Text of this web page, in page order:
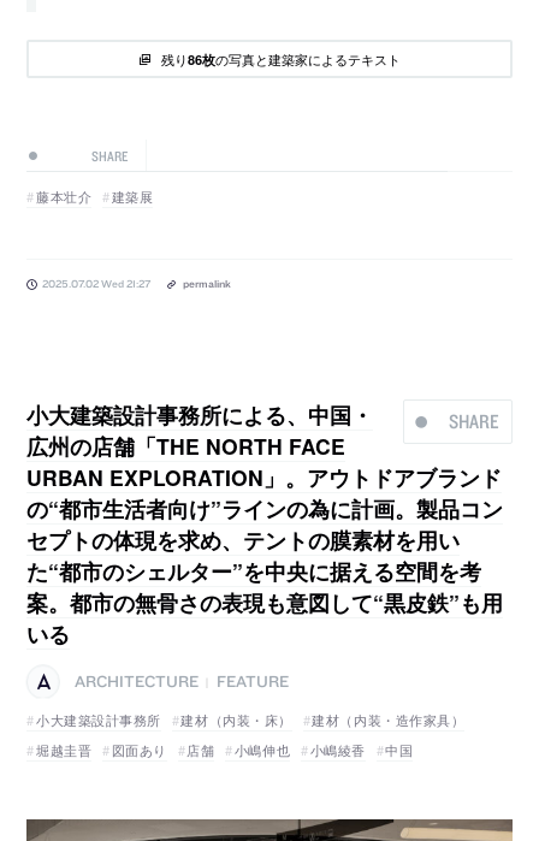
残り86枚の写真と建築家によるテキスト
SHARE
藤本壮介 建築展
2025.07.02 Wed 21:27 permalink
SHARE
小大建築設計事務所による、中国・
広州の店舗「THE NORTH FACE
URBAN EXPLORATION」。アウトドアブランド
の“都市生活者向け”ラインの為に計画。製品コン
セプトの体現を求め、テントの膜素材を用い
た“都市のシェルター”を中央に据える空間を考
案。都市の無骨さの表現も意図して“黒皮鉄”も用
いる
ARCHITECTURE
FEATURE
小大建築設計事務所
建材（内装・床）
建材（内装・造作家具）
堀越圭晋
図面あり 店舗 小嶋伸也 小嶋綾香 中国